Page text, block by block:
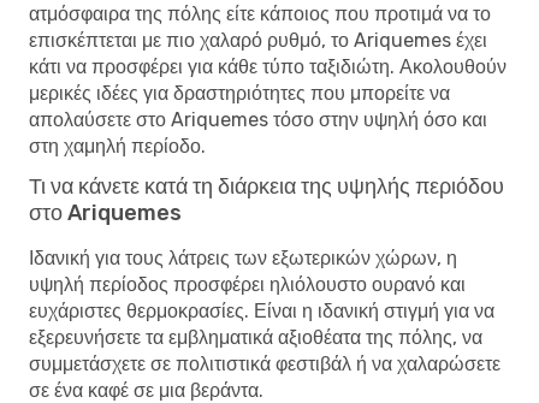
ατμόσφαιρα της πόλης είτε κάποιος που προτιμά να το
επισκέπτεται με πιο χαλαρό ρυθμό, το Ariquemes έχει
κάτι να προσφέρει για κάθε τύπο ταξιδιώτη. Ακολουθούν
μερικές ιδέες για δραστηριότητες που μπορείτε να
απολαύσετε στο Ariquemes τόσο στην υψηλή όσο και
στη χαμηλή περίοδο.
Τι να κάνετε κατά τη διάρκεια της υψηλής περιόδου
στο Ariquemes
Ιδανική για τους λάτρεις των εξωτερικών χώρων, η
υψηλή περίοδος προσφέρει ηλιόλουστο ουρανό και
ευχάριστες θερμοκρασίες. Είναι η ιδανική στιγμή για να
εξερευνήσετε τα εμβληματικά αξιοθέατα της πόλης, να
συμμετάσχετε σε πολιτιστικά φεστιβάλ ή να χαλαρώσετε
σε ένα καφέ σε μια βεράντα.